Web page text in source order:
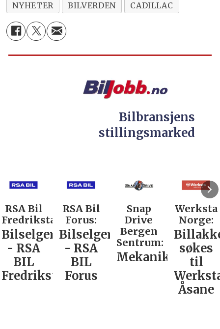
NYHETER BILVERDEN CADILLAC
Bilbransjens
stillingsmarked
RSA Bil
Fredrikstad:
Bilselger
- RSA
BIL
Fredrikstad
RSA Bil
Forus:
Bilselger
- RSA
BIL
Forus
Snap
Drive
Bergen
Sentrum:
Mekaniker
Werksta
Norge:
søkes
til
Åsane